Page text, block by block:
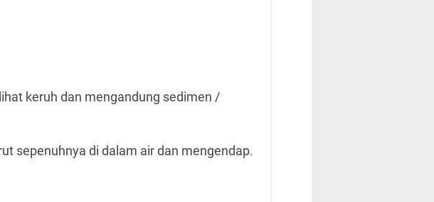
keruh dan mengandung sedimen /
sepenuhnya di dalam air dan mengendap.